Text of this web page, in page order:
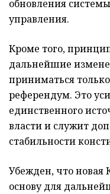
обновления
управления.
Кроме того,
дальнейшие
приниматься
референдум. Это
единственного
власти и служит
стабильности
Убежден, что новая
основу для